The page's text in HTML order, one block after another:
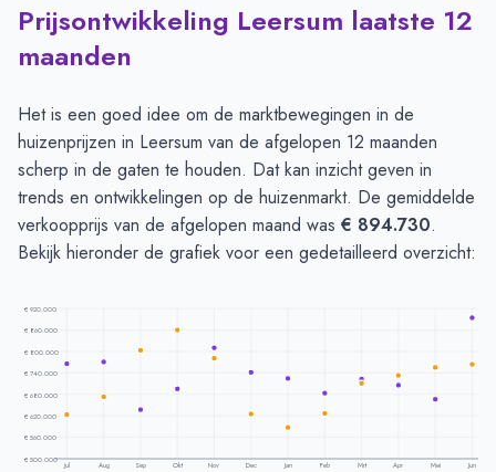
Huizenprijzen in Leersum per m2-Afgelopen 3 maanden (per
Type
Vraagprijs in euro's
Verkoopprijs in euro's
€ 5.600
Prijsontwikkeling Leersum laatste 12
maanden
Het is een goed idee om de marktbewegingen in de
huizenprijzen in Leersum van de afgelopen 12 maanden
scherp in de gaten te houden. Dat kan inzicht geven in
trends en ontwikkelingen op de huizenmarkt. De gemiddelde
verkoopprijs van de afgelopen maand was € 894.730.
Bekijk hieronder de grafiek voor een gedetailleerd overzicht:
€ 920.000
€ 860.000
€ 800.000
€ 740.000
€ 680.000
€ 620.000
€ 560.000
€ 500.000
Jul Aug Sep Okt Nov Dec Jan Feb Mrt Apr Mei Jun